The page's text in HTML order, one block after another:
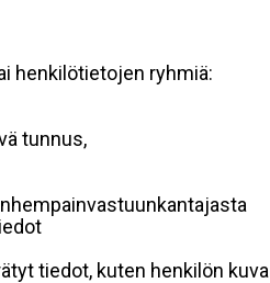
henkilötietojen ryhmiä:
tunnus,
tiedot, kuten henkilön kuva